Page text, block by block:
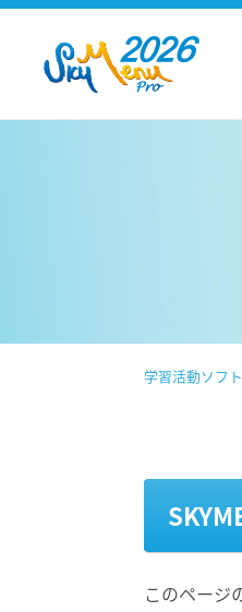
学習活動ソフ
このページ